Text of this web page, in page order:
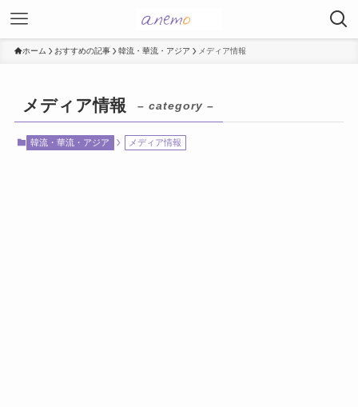
ホーム おすすめの記事 韓流・華流・アジア メディア情報
メディア情報 – category –
韓流・華流・アジア メディア情報